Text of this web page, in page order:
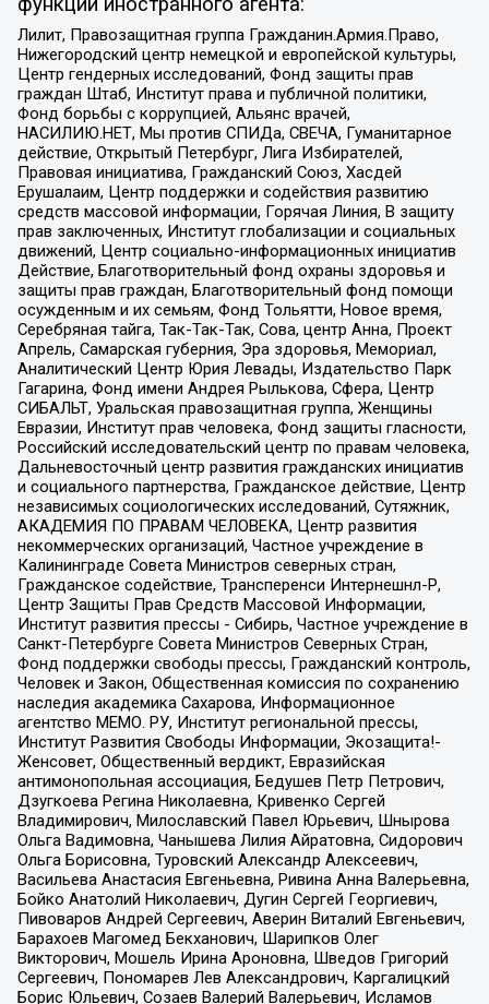
функции иностранного агента:
Лилит, Правозащитная группа Гражданин.Армия.Право,
Нижегородский центр немецкой и европейской культуры,
Центр гендерных исследований, Фонд защиты прав
граждан Штаб, Институт права и публичной политики,
Фонд борьбы с коррупцией, Альянс врачей,
НАСИЛИЮ.НЕТ, Мы против СПИДа, СВЕЧА, Гуманитарное
действие, Открытый Петербург, Лига Избирателей,
Правовая инициатива, Гражданский Союз, Хасдей
Ерушалаим, Центр поддержки и содействия развитию
средств массовой информации, Горячая Линия, В защиту
прав заключенных, Институт глобализации и социальных
движений, Центр социально-информационных инициатив
Действие, Благотворительный фонд охраны здоровья и
защиты прав граждан, Благотворительный фонд помощи
осужденным и их семьям, Фонд Тольятти, Новое время,
Серебряная тайга, Так-Так-Так, Сова, центр Анна, Проект
Апрель, Самарская губерния, Эра здоровья, Мемориал,
Аналитический Центр Юрия Левады, Издательство Парк
Гагарина, Фонд имени Андрея Рылькова, Сфера, Центр
СИБАЛЬТ, Уральская правозащитная группа, Женщины
Евразии, Институт прав человека, Фонд защиты гласности,
Российский исследовательский центр по правам человека,
Дальневосточный центр развития гражданских инициатив
и социального партнерства, Гражданское действие, Центр
независимых социологических исследований, Сутяжник,
АКАДЕМИЯ ПО ПРАВАМ ЧЕЛОВЕКА, Центр развития
некоммерческих организаций, Частное учреждение в
Калининграде Совета Министров северных стран,
Гражданское содействие, Трансперенси Интернешнл-Р,
Центр Защиты Прав Средств Массовой Информации,
Институт развития прессы - Сибирь, Частное учреждение в
Санкт-Петербурге Совета Министров Северных Стран,
Фонд поддержки свободы прессы, Гражданский контроль,
Человек и Закон, Общественная комиссия по сохранению
наследия академика Сахарова, Информационное
агентство МЕМО. РУ, Институт региональной прессы,
Институт Развития Свободы Информации, Экозащита!-
Женсовет, Общественный вердикт, Евразийская
антимонопольная ассоциация, Бедушев Петр Петрович,
Дзугкоева Регина Николаевна, Кривенко Сергей
Владимирович, Милославский Павел Юрьевич, Шнырова
Ольга Вадимовна, Чанышева Лилия Айратовна, Сидорович
Ольга Борисовна, Туровский Александр Алексеевич,
Васильева Анастасия Евгеньевна, Ривина Анна Валерьевна,
Бойко Анатолий Николаевич, Дугин Сергей Георгиевич,
Пивоваров Андрей Сергеевич, Аверин Виталий Евгеньевич,
Барахоев Магомед Бекханович, Шарипков Олег
Викторович, Мошель Ирина Ароновна, Шведов Григорий
Сергеевич, Пономарев Лев Александрович, Каргалицкий
Борис Юльевич, Созаев Валерий Валерьевич, Исламов